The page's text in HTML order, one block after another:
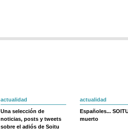
actualidad
Una selección de
noticias, posts y tweets
sobre el adiós de Soitu
actualidad
Españoles...
muerto